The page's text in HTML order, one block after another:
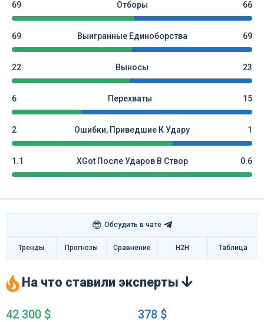
69 Отборы 66
69 Выигранные Единоборства 69
22 Выносы 23
6 Перехваты 15
2 Ошибки, Приведшие К Удару 1
1.1 XGot После Ударов В Створ 0.6
😎 Обсудить в чате
Тренды Прогнозы Сравнение H2H Таблица
На что ставили эксперты
42 300 $ 378 $